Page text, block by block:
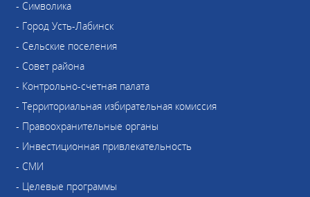
- Символика
- Город Усть-Лабинск
- Сельские поселения
- Совет района
- Контрольно-счетная палата
- Территориальная избирательная комиссия
- Правоохранительные органы
- Инвестиционная привлекательность
- СМИ
- Целевые программы